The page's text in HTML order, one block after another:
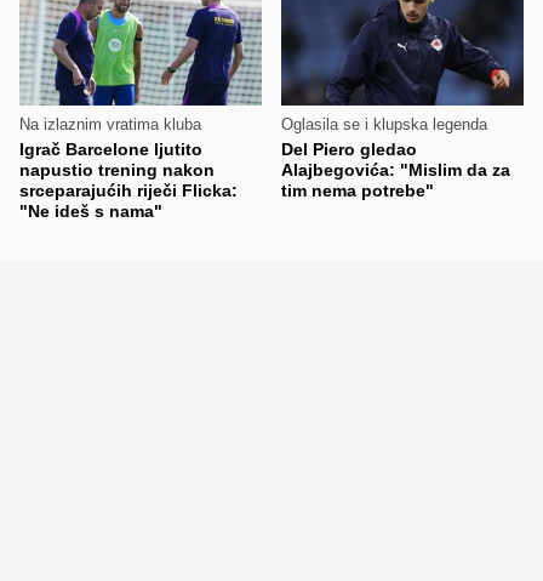
Na izlaznim vratima kluba
Igrač Barcelone ljutito
napustio trening nakon
srceparajućih riječi Flicka:
"Ne ideš s nama"
Oglasila se i klupska legenda
Del Piero gledao
Alajbegovića: "Mislim da za
tim nema potrebe"